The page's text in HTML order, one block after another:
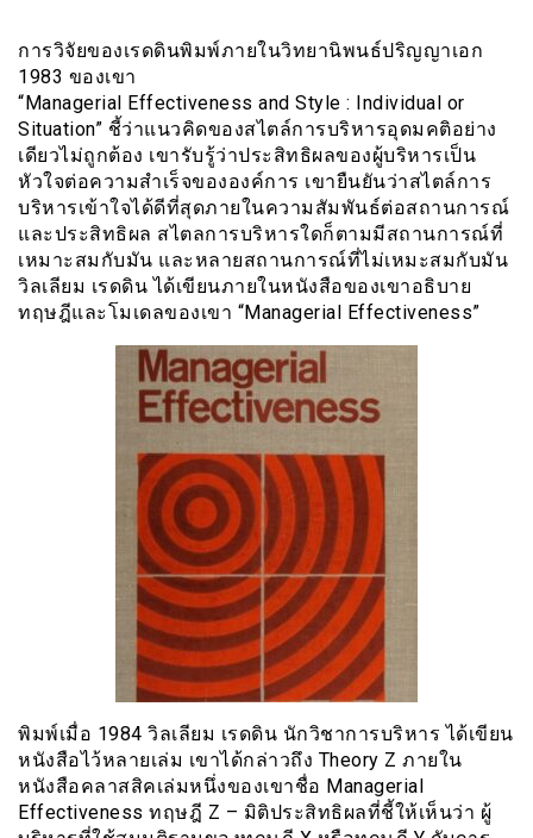
การวิจัยของเรดดินพิมพ์ภายในวิทยานิพนธ์ปริญญาเอก
1983 ของเขา
“Managerial Effectiveness and Style : Individual or
Situation” ชี้ว่าแนวคิดของสไตล์การบริหารอุดมคติอย่าง
เดียวไม่ถูกต้อง เขารับรู้ว่าประสิทธิผลของผู้บริหารเป็น
หัวใจต่อความสำเร็จขององค์การ เขายืนยันว่าสไตล์การ
บริหารเข้าใจได้ดีที่สุดภายในความสัมพันธ์ต่อสถานการณ์
และประสิทธิผล สไตลการบริหารใดก็ตามมีสถานการณ์ที่
เหมาะสมกับมัน และหลายสถานการณ์ที่ไม่เหมะสมกับมัน
วิลเลียม เรดดิน ได้เขียนภายในหนังสือของเขาอธิบาย
ทฤษฎีและโมเดลของเขา “Managerial Effectiveness”
พิมพ์เมื่อ 1984 วิลเลียม เรดดิน นักวิชาการบริหาร ได้เขียน
หนังสือไว้หลายเล่ม เขาได้กล่าวถึง Theory Z ภายใน
หนังสือคลาสสิคเล่มหนึ่งของเขาชื่อ Managerial
Effectiveness ทฤษฎี Z – มิติประสิทธิผลที่ชี้ให้เห็นว่า ผู้